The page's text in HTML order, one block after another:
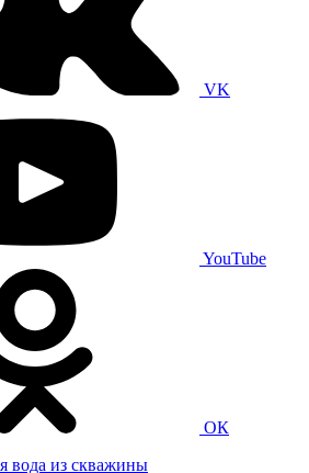
VK
YouTube
ОК